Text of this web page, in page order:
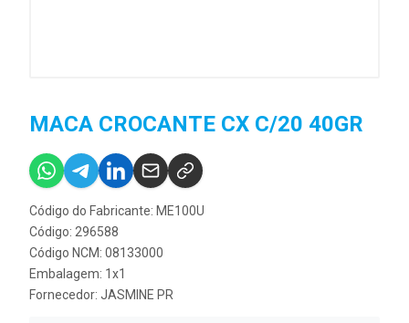
MACA CROCANTE CX C/20 40GR
Código do Fabricante: ME100U
Código: 296588
Código NCM: 08133000
Embalagem: 1x1
Fornecedor: JASMINE PR